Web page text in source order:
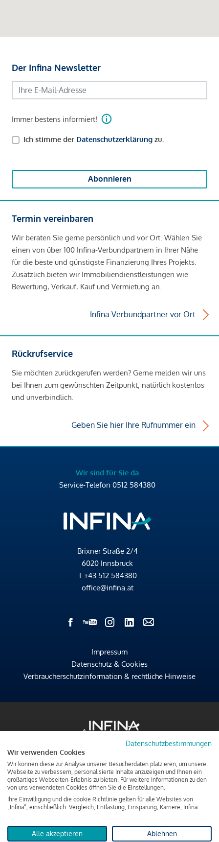
Der Infina Newsletter
Immer bestens informiert!
Ich stimme der Datenschutzerklärung zu.
Abonnieren
Termin vereinbaren
Wir beraten Sie gerne persönlich und vor Ort. Wählen Sie
einen von über 100 Infina-Verbundpartnern in Ihrer Nähe
für die beste und günstigste Finanzierung Ihres Projekts.
Zusätzlich bieten wir Immobiliendienstleistungen wie
Bewertung, Verkauf, Kauf und Vermietung an.
Infina Verbundpartner vor Ort
Rückrufservice
Sie möchten zurückgerufen werden? Gerne melden wir uns
bei Ihnen zum gewünschten Zeitpunkt, natürlich kostenlos
und unverbindlich.
Geben Sie hier Ihre Rufnummer ein
Wir sind für Sie da
Service-Telefon 0512 584380
Brixner Straße 2/4
6020 Innsbruck
T +43 512 584380
office@infina.at
Impressum
Datenschutz & Cookies
Verbraucherschutzinformation & rechtliche Hinweise
Datenschutzbestimmungen
Wir verwenden Cookies
Wir können diese zur Analyse unserer Besucherdaten platzieren, um unsere
Webseite zu verbessern, personalisierte Inhalte anzuzeigen und Ihnen ein
großartiges Webseiten-Erlebnis zu bieten. Für weitere Informationen zu den
von uns verwendeten Cookies öffnen Sie die Einstellungen.
Ihre Einwilligung und die cookie Richtlinie gelten für alle Websites von
„Infina“, einschließlich: Vergleich, Entlastung, Einsparung, Karriere, Infina.
Alle akzeptieren Ablehnen